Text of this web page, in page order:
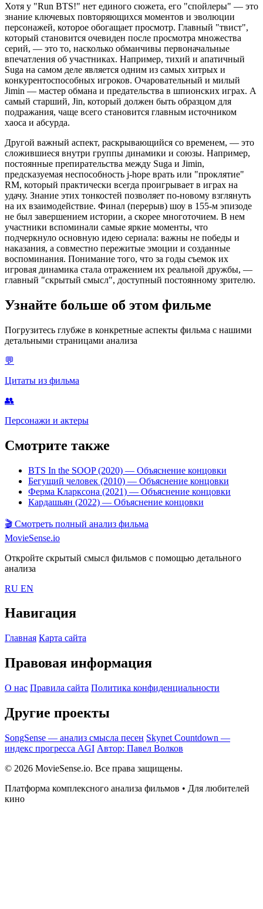
Хотя у "Run BTS!" нет единого сюжета, его "спойлеры" — это
знание ключевых повторяющихся моментов и эволюции
персонажей, которое обогащает просмотр. Главный "твист",
который становится очевиден после просмотра множества
серий, — это то, насколько обманчивы первоначальные
впечатления об участниках. Например, тихий и апатичный
Suga на самом деле является одним из самых хитрых и
конкурентоспособных игроков. Очаровательный и милый
Jimin — мастер обмана и предательства в шпионских играх. А
самый старший, Jin, который должен быть образцом для
подражания, чаще всего становится главным источником
хаоса и абсурда.
Другой важный аспект, раскрывающийся со временем, — это
сложившиеся внутри группы динамики и союзы. Например,
постоянные препирательства между Suga и Jimin,
предсказуемая неспособность j-hope врать или "проклятие"
RM, который практически всегда проигрывает в играх на
удачу. Знание этих тонкостей позволяет по-новому взглянуть
на их взаимодействие. Финал (перерыв) шоу в 155-м эпизоде
не был завершением истории, а скорее многоточием. В нем
участники вспоминали самые яркие моменты, что
подчеркнуло основную идею сериала: важны не победы и
наказания, а совместно пережитые эмоции и созданные
воспоминания. Понимание того, что за годы съемок их
игровая динамика стала отражением их реальной дружбы, —
главный "скрытый смысл", доступный постоянному зрителю.
Узнайте больше об этом фильме
Погрузитесь глубже в конкретные аспекты фильма с нашими
детальными страницами анализа
💬
Цитаты из фильма
👥
Персонажи и актеры
Смотрите также
BTS In the SOOP (2020) — Объяснение концовки
Бегущий человек (2010) — Объяснение концовки
Ферма Кларксона (2021) — Объяснение концовки
Кардашьян (2022) — Объяснение концовки
🎬 Смотреть полный анализ фильма
MovieSense.io
Откройте скрытый смысл фильмов с помощью детального
анализа
RU EN
Навигация
Главная Карта сайта
Правовая информация
О нас Правила сайта Политика конфиденциальности
Другие проекты
SongSense — анализ смысла песен Skynet Countdown —
индекс прогресса AGI Автор: Павел Волков
© 2026 MovieSense.io. Все права защищены.
Платформа комплексного анализа фильмов • Для любителей
кино